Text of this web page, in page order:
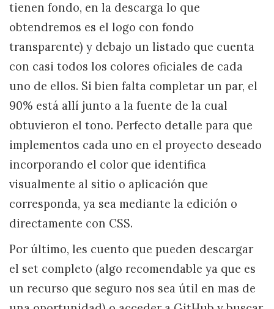
tienen fondo, en la descarga lo que
obtendremos es el logo con fondo
transparente) y debajo un listado que cuenta
con casi todos los colores oficiales de cada
uno de ellos. Si bien falta completar un par, el
90% está allí junto a la fuente de la cual
obtuvieron el tono. Perfecto detalle para que
implementos cada uno en el proyecto deseado
incorporando el color que identifica
visualmente al sitio o aplicación que
corresponda, ya sea mediante la edición o
directamente con CSS.
Por último, les cuento que pueden descargar
el set completo (algo recomendable ya que es
un recurso que seguro nos sea útil en mas de